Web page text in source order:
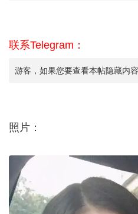
联系Telegram：
游客，如果您要查看本帖隐藏内
照片：